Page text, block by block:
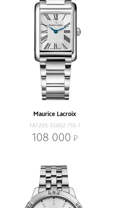
Maurice Lacroix
FA1205-SS002-110-1
108 000